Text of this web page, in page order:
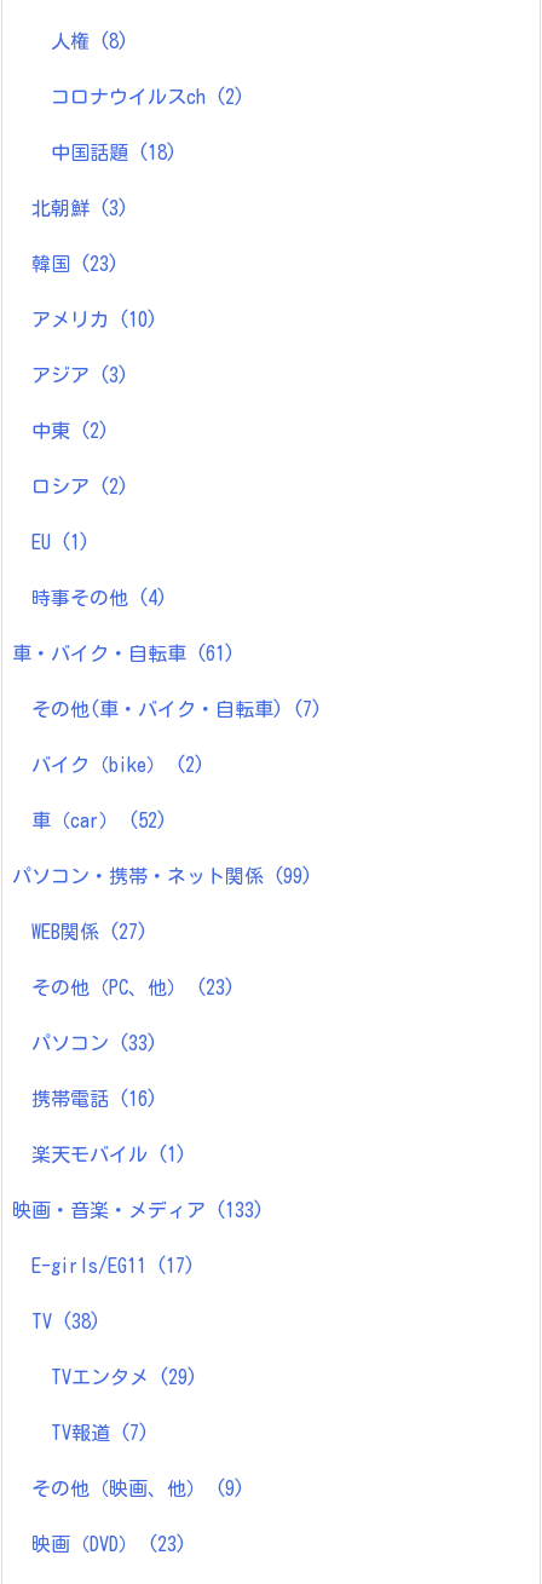
人権 (8)
コロナウイルスch (2)
中国話題 (18)
北朝鮮 (3)
韓国 (23)
アメリカ (10)
アジア (3)
中東 (2)
ロシア (2)
EU (1)
時事その他 (4)
車・バイク・自転車 (61)
その他(車・バイク・自転車) (7)
バイク（bike） (2)
車（car） (52)
パソコン・携帯・ネット関係 (99)
WEB関係 (27)
その他（PC、他） (23)
パソコン (33)
携帯電話 (16)
楽天モバイル (1)
映画・音楽・メディア (133)
E-girls/EG11 (17)
TV (38)
TVエンタメ (29)
TV報道 (7)
その他（映画、他） (9)
映画（DVD） (23)